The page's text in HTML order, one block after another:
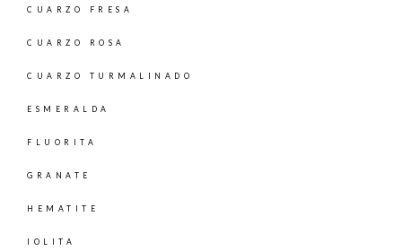
CUARZO FRESA
CUARZO ROSA
CUARZO TURMALINADO
ESMERALDA
FLUORITA
GRANATE
HEMATITE
IOLITA